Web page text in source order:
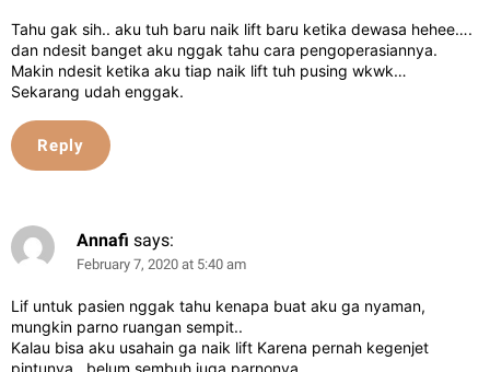
Tahu gak sih.. aku tuh baru naik lift baru ketika dewasa hehee….
dan ndesit banget aku nggak tahu cara pengoperasiannya.
Makin ndesit ketika aku tiap naik lift tuh pusing wkwk…
Sekarang udah enggak.
Reply
Annafi says:
February 7, 2020 at 5:40 am
Lif untuk pasien nggak tahu kenapa buat aku ga nyaman,
mungkin parno ruangan sempit..
Kalau bisa aku usahain ga naik lift Karena pernah kegenjet
pintunya.. belum sembuh juga parnonya